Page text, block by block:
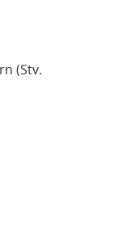
(Stv.